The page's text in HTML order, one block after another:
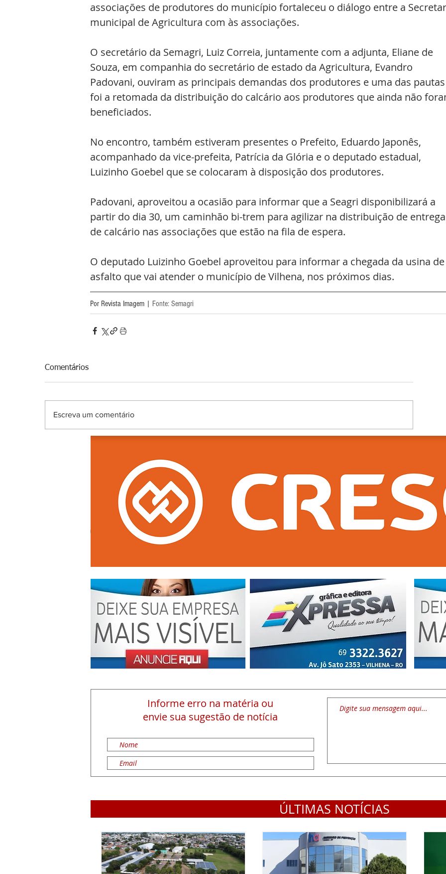
associações de produtores do município fortaleceu o diálogo entre a
municipal de Agricultura com às associações.
O secretário da Semagri, Luiz Correia, juntamente com a adjunta, Eliane de
Souza, em companhia do secretário de estado da Agricultura, Evandro
Padovani, ouviram as principais demandas dos produtores e uma das
foi a retomada da distribuição do calcário aos produtores que ainda não
beneficiados.
No encontro, também estiveram presentes o Prefeito, Eduardo Japonês,
acompanhado da vice-prefeita, Patrícia da Glória e o deputado estadual,
Luizinho Goebel que se colocaram à disposição dos produtores.
Padovani, aproveitou a ocasião para informar que a Seagri disponibilizará a
partir do dia 30, um caminhão bi-trem para agilizar na distribuição de
de calcário nas associações que estão na fila de espera.
O deputado Luizinho Goebel aproveitou para informar a chegada da usina
asfalto que vai atender o município de Vilhena, nos próximos dias.
Por Revista Imagem | Fonte: Semagri
Comentários
Escreva um comentário
Informe erro na matéria ou
envie sua sugestão de notícia
ÚLTIMAS NOTÍCIAS